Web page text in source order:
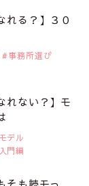
れる？】３０
事務所選び
れない？】モ
デル
門編